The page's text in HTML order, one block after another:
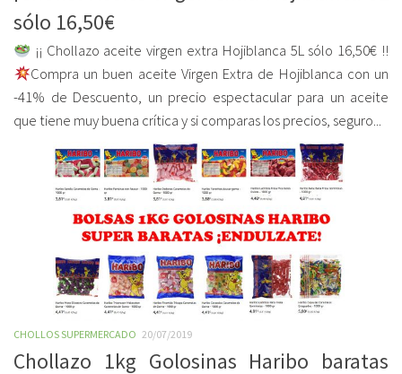
sólo 16,50€
¡¡ Chollazo aceite virgen extra Hojiblanca 5L sólo 16,50€ !!
Compra un buen aceite Virgen Extra de Hojiblanca con un
-41% de Descuento, un precio espectacular para un aceite
que tiene muy buena crítica y si comparas los precios, seguro...
CHOLLOS SUPERMERCADO 20/07/2019
Chollazo 1kg Golosinas Haribo baratas